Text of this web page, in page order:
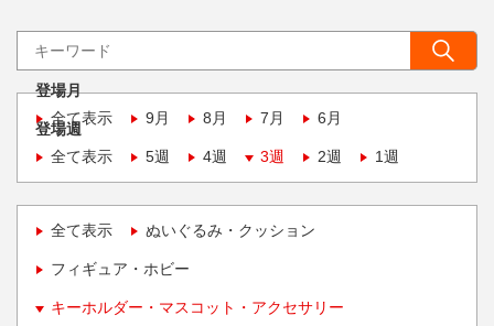
登場月
全て表示
9月 8月 7月 6月
登場週
全て表示
5週 4週 3週 2週 1週
全て表示 ぬいぐるみ・クッション
フィギュア・ホビー
キーホルダー・マスコット・アクセサリー